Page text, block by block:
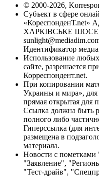
© 2000-2026,
Субъект в сфере
«КореспонденТ.net»
ХАРКІВСЬКЕ ШОСЕ,
Идентификатор
Использование
сайте, разрешается
Корреспондент.net.
При копировании
Украины и мира», для
прямая открытая для
Ссылка должна быть
полного либо
Гиперссылка (для
размещена в
материала.
Новости с
"Заявление",
"Тест-драйв",